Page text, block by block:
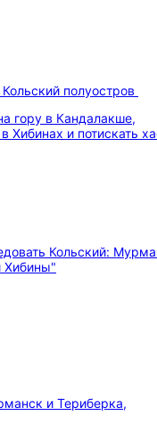
полуостров
гору в Кандалакше,
Хибинах и потискать
и Териберка,